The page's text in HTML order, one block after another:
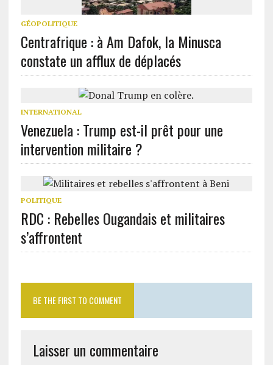
GÉOPOLITIQUE
Centrafrique : à Am Dafok, la Minusca
constate un afflux de déplacés
INTERNATIONAL
Venezuela : Trump est-il prêt pour une
intervention militaire ?
POLITIQUE
RDC : Rebelles Ougandais et militaires
s’affrontent
BE THE FIRST TO COMMENT
Laisser un commentaire